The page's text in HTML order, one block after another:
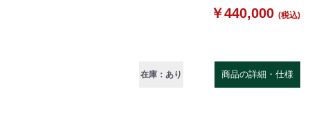
￥440,000 (税込)
在庫：あり 商品の詳細・仕様